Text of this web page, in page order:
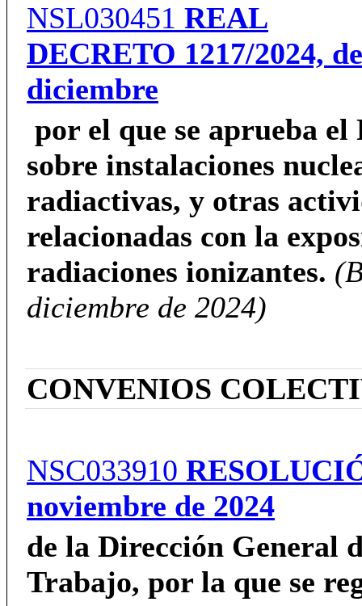
NSL030451 REAL
DECRETO 1217/2024,
diciembre
por el que se aprueba el
sobre instalaciones
radiactivas, y otras
relacionadas con la
radiaciones ionizantes.
diciembre de 2024)
CONVENIOS
NSC033910
noviembre de 2024
de la Dirección General
Trabajo, por la que se